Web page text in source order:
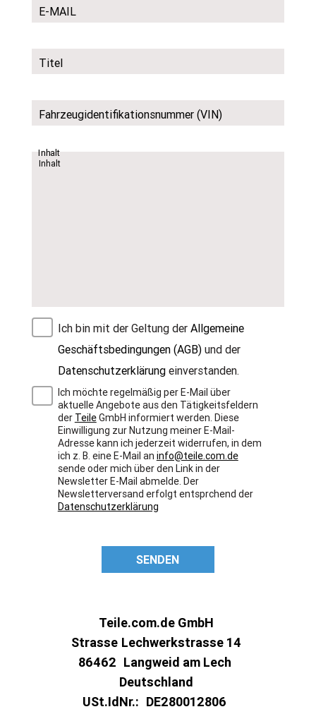
E-MAIL
Titel
Fahrzeugidentifikationsnummer (VIN)
Inhalt
Ich bin mit der Geltung der Allgemeine
Geschäftsbedingungen (AGB)und der
Datenschutzerklärungeinverstanden.
Ich möchte regelmäßig per E-Mail über
aktuelle Angebote aus den Tätigkeitsfeldern
der TeileGmbH informiert werden. Diese
Einwilligung zur Nutzung meiner E-Mail-
Adresse kann ich jederzeit widerrufen, in dem
ich z. B. eine E-Mail an info@teile.com.de
sende oder mich über den Link in der
Newsletter E-Mail abmelde. Der
Newsletterversand erfolgt entsprchend der
Datenschutzerklärung
SENDEN
Teile.com.de GmbH
Strasse Lechwerkstrasse 14
86462 Langweid am Lech
Deutschland
USt.IdNr.: DE280012806